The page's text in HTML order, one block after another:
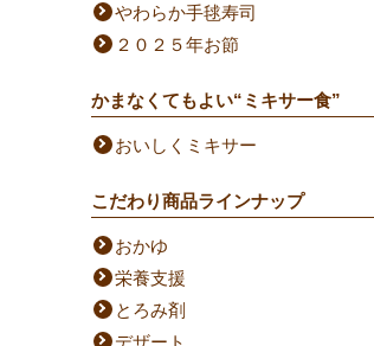
やわらか手毬寿司
２０２５年お節
かまなくてもよい“ミキサー食”
おいしくミキサー
こだわり商品ラインナップ
おかゆ
栄養支援
とろみ剤
デザート